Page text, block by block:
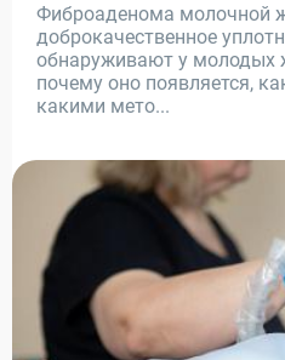
Фиброаденома молочной
доброкачественное
обнаруживают у молодых
почему оно появляется,
какими мето...